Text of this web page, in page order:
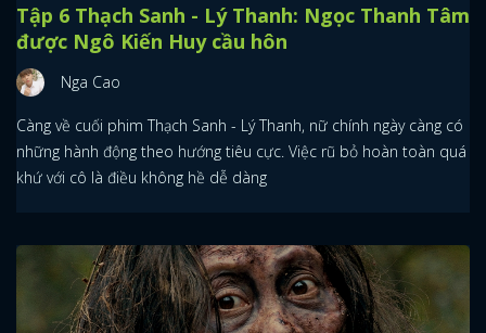
Tập 6 Thạch Sanh - Lý Thanh: Ngọc Thanh Tâm
được Ngô Kiến Huy cầu hôn
Nga Cao
Càng về cuối phim Thạch Sanh - Lý Thanh, nữ chính ngày càng có
những hành động theo hướng tiêu cực. Việc rũ bỏ hoàn toàn quá
khứ với cô là điều không hề dễ dàng